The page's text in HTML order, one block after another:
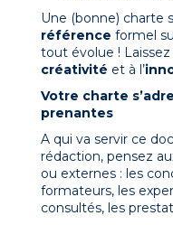
Une (bonne) charte
référence formel
tout évolue !
créativité et à l’
Votre charte
prenantes
A qui va servir ce
rédaction, pensez
ou externes : les
formateurs, les
consultés, les